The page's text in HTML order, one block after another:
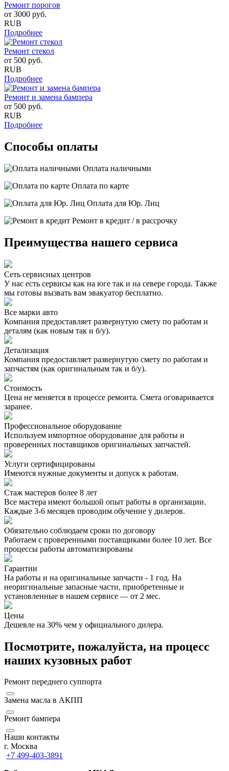
Ремонт порогов
от 3000 руб.
RUB
Подробнее
Ремонт стекол
от 500 руб.
RUB
Подробнее
Ремонт и замена бампера
от 500 руб.
RUB
Подробнее
Способы оплаты
Оплата наличными
Оплата по карте
Оплата для Юр. Лиц
Ремонт в кредит / в рассрочку
Преимущества нашего сервиса
Сеть сервисных центров
У нас есть сервисы как на юге так и на севере города. Также
мы готовы вызвать вам эвакуатор бесплатно.
Все марки авто
Компания предоставляет развернутую смету по работам и
деталям (как новым так и б/у).
Детализация
Компания предоставляет развернутую смету по работам и
запчастям (как оригинальным так и б/у).
Стоимость
Цена не меняется в процессе ремонта. Смета оговаривается
заранее.
Профессиональное оборудование
Используем импортное оборудование для работы и
проверенных поставщиков оригинальных запчастей.
Услуги сертифицированы
Имеются нужные документы и допуск к работам.
Стаж мастеров более 8 лет
Все мастера имеют большой опыт работы в организации.
Каждые 3-6 месяцев проводим обучение у дилеров.
Обязательно соблюдаем сроки по договору
Работаем с проверенными поставщиками более 10 лет. Все
процессы работы автоматизированы
Гарантии
На работы и на оригинальные запчасти - 1 год. На
неоригинальные запасные части, приобретенные и
установленные в нашем сервисе — от 2 мес.
Цены
Дешевле на 30% чем у официального дилера.
Посмотрите, пожалуйста, на процесс
наших кузовных работ
Ремонт переднего суппорта
Замена масла в АКПП
Ремонт бампера
Наши контакты
г. Москва
+7 499-403-3891